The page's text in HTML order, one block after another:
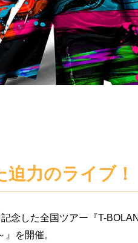
力のライブ！
念した全国ツアー『T-
を開催。